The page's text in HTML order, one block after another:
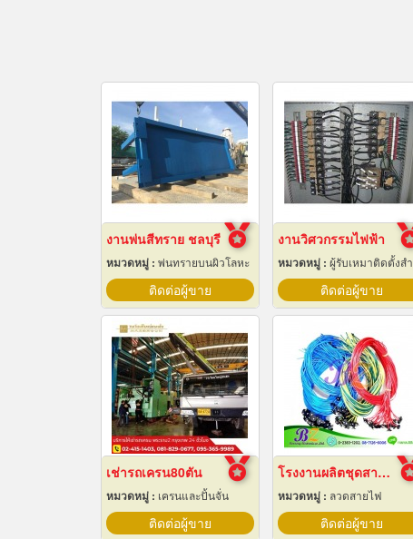
งานพ่นสีทราย ชลบุรี
หมวดหมู่ : พ่นทรายบนผิวโลหะ
ติดต่อผู้ขาย
งานวิศวกรรมไฟฟ้า
หมวดหมู่ : ผู้รับเหมาติดตั้งสำหรับบ้านและโรงงานไฟฟ้า
ติดต่อผู้ขาย
เช่ารถเครน80ตัน
หมวดหมู่ : เครนและปั้นจั่น
ติดต่อผู้ขาย
โรงงานผลิตชุดสายไฟ
หมวดหมู่ : ลวดสายไฟ
ติดต่อผู้ขาย